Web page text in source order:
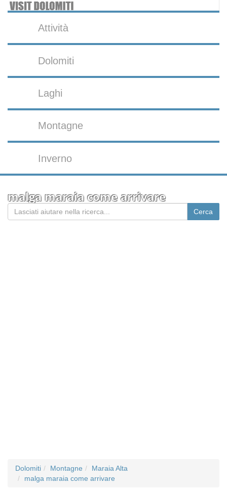
Attività
Dolomiti
Laghi
Montagne
Inverno
malga maraia come arrivare
Dolomiti Montagne
Maraia Alta
malga maraia come arrivare